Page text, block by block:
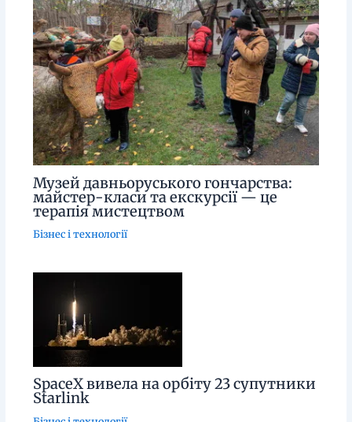
Музей давньоруського гончарства:
майстер-класи та екскурсії — це
терапія мистецтвом
Бізнес і технології
SpaceX вивела на орбіту 23 супутники
Starlink